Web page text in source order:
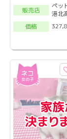
販売店
ペッ
港北
価格